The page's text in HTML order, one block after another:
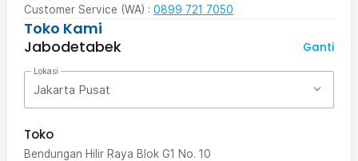
Customer Service (WA) : 0899 721 7050
Toko Kami
Jabodetabek
Ganti
Lokasi
Jakarta Pusat
Toko
Bendungan Hilir Raya Blok G1 No. 10